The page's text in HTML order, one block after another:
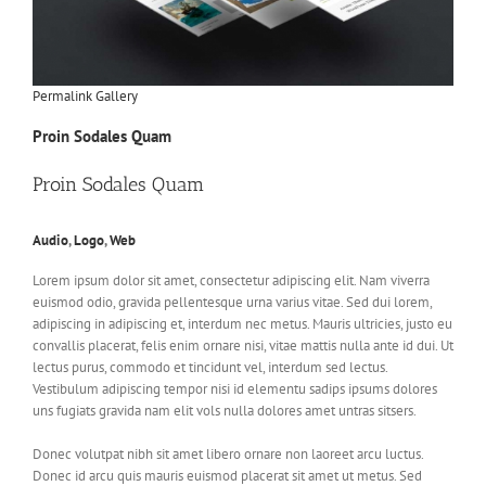
PermalinkGallery
Proin Sodales Quam
Proin Sodales Quam
Audio,Logo,Web
Lorem ipsum dolor sit amet, consectetur adipiscing elit. Nam viverra
euismod odio, gravida pellentesque urna varius vitae. Sed dui lorem,
adipiscing in adipiscing et, interdum nec metus. Mauris ultricies, justo eu
convallis placerat, felis enim ornare nisi, vitae mattis nulla ante id dui. Ut
lectus purus, commodo et tincidunt vel, interdum sed lectus.
Vestibulum adipiscing tempor nisi id elementu sadips ipsums dolores
uns fugiats gravida nam elit vols nulla dolores amet untras sitsers.
Donec volutpat nibh sit amet libero ornare non laoreet arcu luctus.
Donec id arcu quis mauris euismod placerat sit amet ut metus. Sed